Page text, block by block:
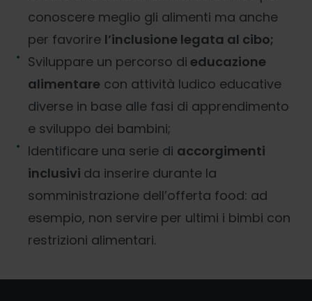
conoscere meglio gli alimenti ma anche
per favorire l’inclusione legata al cibo;
Sviluppare un percorso di educazione
alimentare con attività ludico educative
diverse in base alle fasi di apprendimento
e sviluppo dei bambini;
Identificare una serie di accorgimenti
inclusivi da inserire durante la
somministrazione dell’offerta food: ad
esempio, non servire per ultimi i bimbi con
restrizioni alimentari.